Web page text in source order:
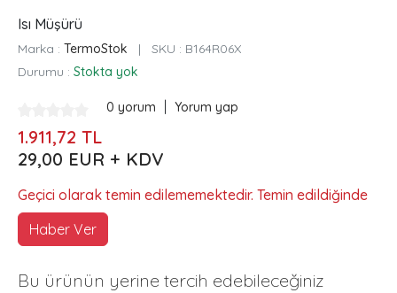
Isı Müşürü
Marka : TermoStok | SKU : B164R06X
Durumu : Stokta yok
0 yorum Yorum yap
29,00 EUR + KDV
1.911,72 TL
Geçici olarak temin edilememektedir. Temin edildiğinde
Haber Ver
Bu ürünün yerine tercih edebileceğiniz